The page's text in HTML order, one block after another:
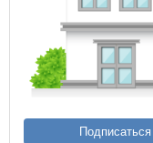
Подписаться